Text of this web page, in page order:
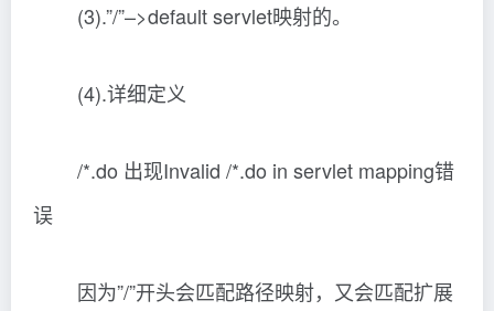
(3).”/”–>default servlet映射的。
(4).详细定义
/*.do 出现Invalid /*.do in servlet mapping错
误
因为”/”开头会匹配路径映射，又会匹配扩展